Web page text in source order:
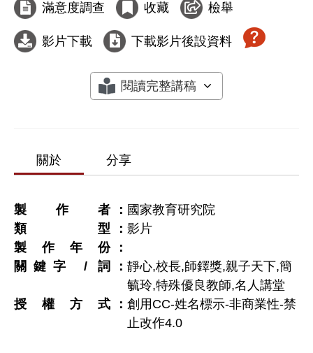
滿意度調查 收藏 檢舉
影片下載 下載影片後設資料
閱讀完整講稿
關於 分享
製作者
國家教育研究院
類型
影片
製作年份
關鍵字 / 詞
靜心,校長,師鐸獎,親子天下,簡
毓玲,特殊優良教師,名人講堂
授權方式
創用CC-姓名標示-非商業性-禁
止改作4.0